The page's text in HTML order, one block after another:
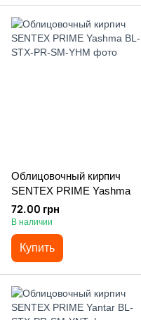
Облицовочный кирпич
SENTEX PRIME Yashma
72.00 грн
В наличии
Купить